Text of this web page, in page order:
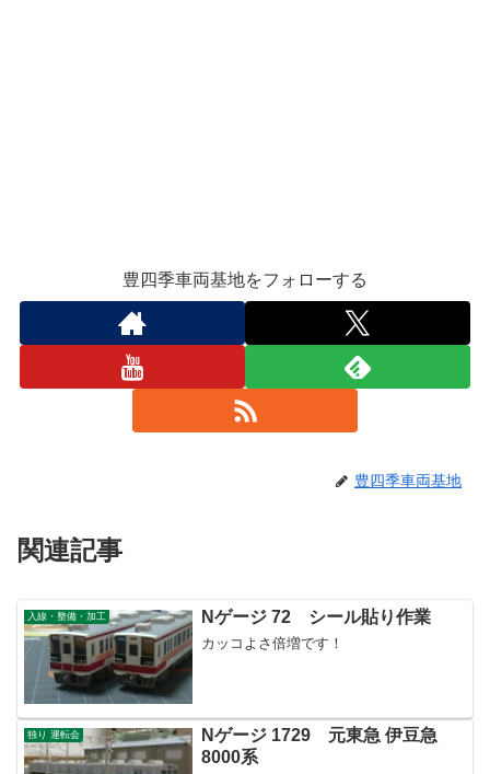
豊四季車両基地をフォローする
豊四季車両基地
関連記事
入線・整備・加工 Nゲージ 72 シール貼り作業
カッコよさ倍増です！
独り 運転会
Nゲージ 1729 元東急 伊豆急
8000系